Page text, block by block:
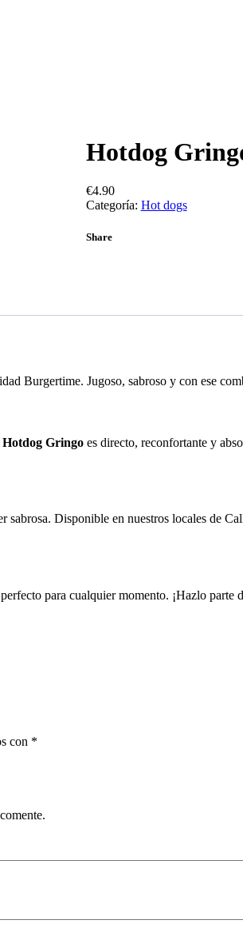
Hotdog
€4.90
Categoría: Hot dogs
Share
Burgertime. Jugoso, sabroso y con ese
Hotdog Gringo es directo, reconfortante y
sabrosa. Disponible en nuestros locales de
para cualquier momento. ¡Hazlo
con *